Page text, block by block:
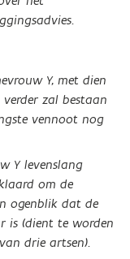
Y, met dien
zal bestaan
vennoot nog
Y levenslang
om de
ogenblik dat de
is (dient te worden
drie artsen).